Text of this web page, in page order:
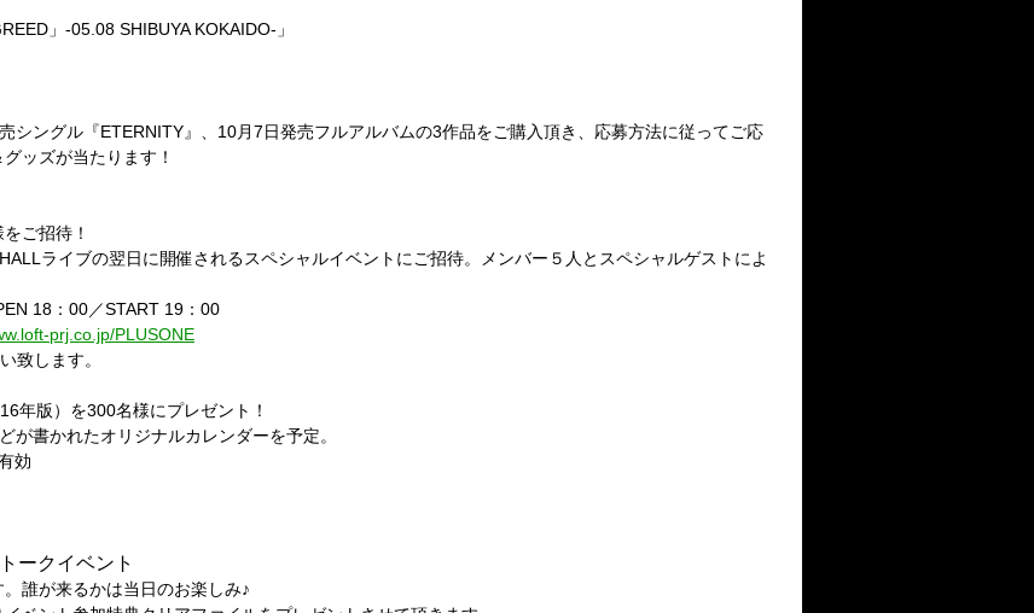
」-05.08 SHIBUYA KOKAIDO-」
シングル『ETERNITY』、10月7日発売フルアルバムの3作品をご購入頂き、応募方法に従ってご応
ッズが当たります！
ご招待！
ライブの翌日に開催されるスペシャルイベントにご招待。メンバー５人とスペシャルゲストによ
18：00／START 19：00
prj.co.jp/PLUSONE
致します。
年版）を300名様にプレゼント！
が書かれたオリジナルカレンダーを予定。
効
ークイベント
誰が来るかは当日のお楽しみ♪